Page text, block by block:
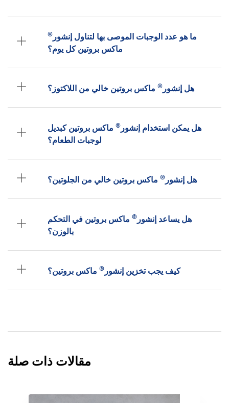
ما هو عدد الوجبات الموصى بها لتناول إنشور®
ماكس بروتين كل يوم؟
هل إنشور® ماكس بروتين خالي من اللاكتوز؟
هل يمكن استخدام إنشور® ماكس بروتين كبديل
لوجبات الطعام؟
هل إنشور® ماكس بروتين خالي من الجلوتين؟
هل يساعد إنشور® ماكس بروتين في التحكم
بالوزن؟
كيف يجب تخزين إنشور® ماكس بروتين؟
مقالات ذات صلة